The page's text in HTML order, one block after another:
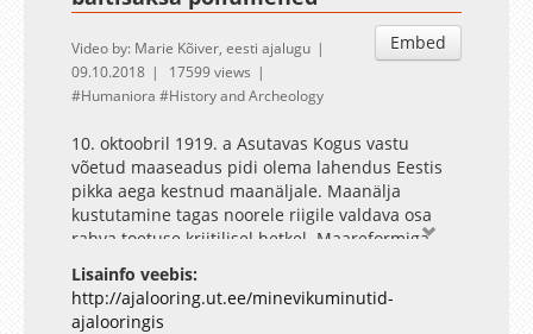
Embed
Video by: Marie Kõiver, eesti ajalugu
09.10.2018
17599 views
Humaniora
History and Archeology
10. oktoobril 1919. a Asutavas Kogus vastu
võetud maaseadus pidi olema lahendus Eestis
pikka aega kestnud maanäljale. Maanälja
kustutamine tagas noorele riigile valdava osa
rahva toetuse kriitilisel hetkel. Maareformiga
sundvõõrandatud maa moodustas ligi 58% kogu
Eesti põllumajandusmaast.
Lisainfo veebis:
http://ajalooring.ut.ee/minevikuminutid-
ajalooringis